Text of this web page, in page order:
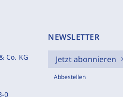
Co. KG
0
NEWSLETTER
Jetzt abonnieren
Abbestellen